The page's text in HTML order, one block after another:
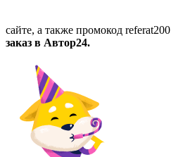
сайте, а также промокод referat200
заказ в Автор24.